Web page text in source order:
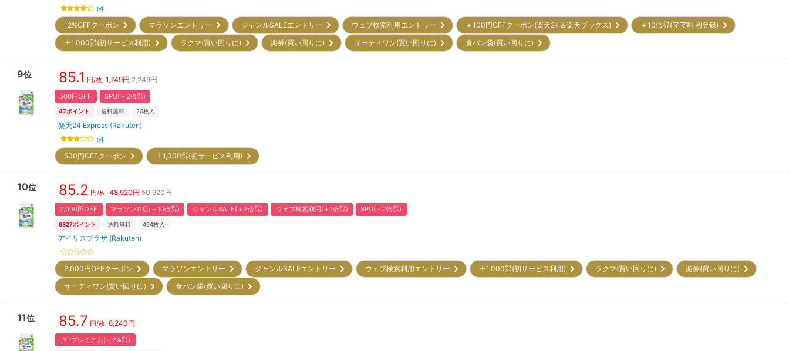
1件
12%OFFクーポン マラソンエントリー ジャンルSALEエントリー ウェブ検索利用エントリー ＋100円OFFクーポン(楽天24＆楽天ブックス)
＋10倍㌽(ママ割 初登録)
＋1,000㌽(初サービス利用)
ラクマ(買い回りに) 楽券(買い回りに) サーティワン(買い回りに) 食パン袋(買い回りに)
9位 85.1 円/枚 1,749円 2,249円
500円OFF SPU(＋2倍㌽)
47ポイント 送料無料 20枚入
楽天24 Express (Rakuten)
1件
500円OFFクーポン ＋1,000㌽(初サービス利用)
10位 85.2 円/枚 48,920円 50,920円
2,000円OFF マラソン11店(＋10倍㌽) ジャンルSALE(＋2倍㌽) ウェブ検索利用(＋1倍㌽) SPU(＋2倍㌽)
6827ポイント 送料無料 494枚入
アイリスプラザ (Rakuten)
2,000円OFFクーポン マラソンエントリー ジャンルSALEエントリー ウェブ検索利用エントリー ＋1,000㌽(初サービス利用) ラクマ(買い回りに)
楽券(買い回りに)
サーティワン(買い回りに)
食パン袋(買い回りに)
11位 85.7 円/枚 8,240円
LYPプレミアム(＋2%㌽)